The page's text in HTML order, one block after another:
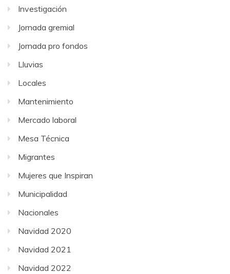
Investigación
Jornada gremial
Jornada pro fondos
Lluvias
Locales
Mantenimiento
Mercado laboral
Mesa Técnica
Migrantes
Mujeres que Inspiran
Municipalidad
Nacionales
Navidad 2020
Navidad 2021
Navidad 2022